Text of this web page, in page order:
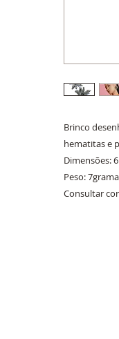
Brinco
hematitas e
Dimensões:
Peso:
Consultar